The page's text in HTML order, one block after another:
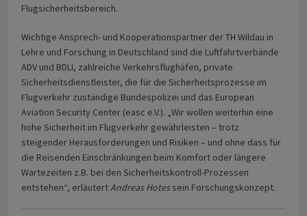
Flugsicherheitsbereich.
Wichtige Ansprech- und Kooperationspartner der TH Wildau in
Lehre und Forschung in Deutschland sind die Luftfahrtverbände
ADV und BDLI, zahlreiche Verkehrsflughäfen, private
Sicherheitsdienstleister, die für die Sicherheitsprozesse im
Flugverkehr zuständige Bundespolizei und das European
Aviation Security Center (easc e.V.). „Wir wollen weiterhin eine
hohe Sicherheit im Flugverkehr gewährleisten – trotz
steigender Herausforderungen und Risiken – und ohne dass für
die Reisenden Einschränkungen beim Komfort oder längere
Wartezeiten z.B. bei den Sicherheitskontroll-Prozessen
entstehen“, erläutertAndreas Hotessein Forschungskonzept.